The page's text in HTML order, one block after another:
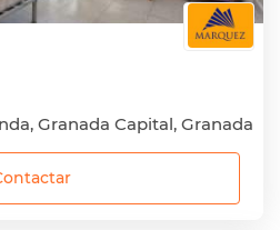
Granada Capital, Granada